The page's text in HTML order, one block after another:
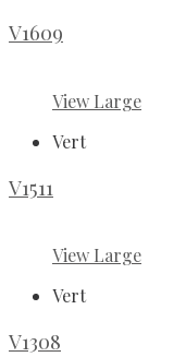
V1609
View Large
Vert
V1511
View Large
Vert
V1308